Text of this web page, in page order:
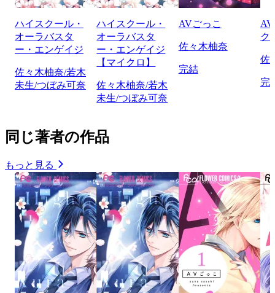
ハイスクール・
オーラバスタ
ー・エンゲイジ
佐々木柚奈/若木
未生/つぼみ可奈
ハイスクール・
オーラバスタ
ー・エンゲイジ
【マイクロ】
佐々木柚奈/若木
未生/つぼみ可奈
AVごっこ
佐々木柚奈
完結
ク
佐
完
同じ著者の作品
もっと見る